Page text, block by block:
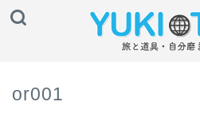
or001